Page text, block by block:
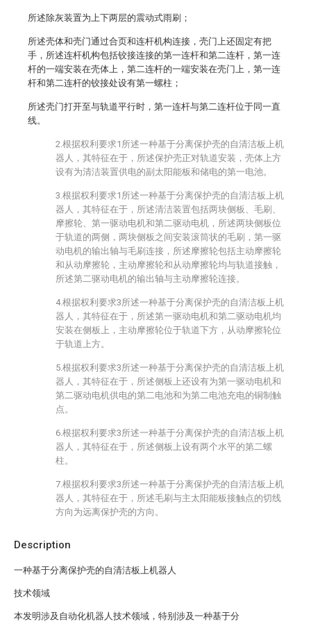
Description
一种基于分离保护壳的自清洁板上机器人
技术领域
本发明涉及自动化机器人技术领域，特别涉及一种基于分
所述除灰装置为上下两层的震动式雨刷；
所述壳体和壳门通过合页和连杆机构连接，壳门上还固定有把
手，所述连杆机构包括铰接连接的第一连杆和第二连杆，第一连
杆的一端安装在壳体上，第二连杆的一端安装在壳门上，第一连
杆和第二连杆的铰接处设有第一螺柱；
所述壳门打开至与轨道平行时，第一连杆与第二连杆位于同一直
线。
2.根据权利要求1所述一种基于分离保护壳的自清洁板上机
器人，其特征在于，所述保护壳正对轨道安装，壳体上方
设有为清洁装置供电的副太阳能板和储电的第一电池。
3.根据权利要求1所述一种基于分离保护壳的自清洁板上机
器人，其特征在于，所述清洁装置包括两块侧板、毛刷、
摩擦轮、第一驱动电机和第二驱动电机，所述两块侧板位
于轨道的两侧，两块侧板之间安装滚筒状的毛刷，第一驱
动电机的输出轴与毛刷连接，所述摩擦轮包括主动摩擦轮
和从动摩擦轮，主动摩擦轮和从动摩擦轮均与轨道接触，
所述第二驱动电机的输出轴与主动摩擦轮连接。
4.根据权利要求3所述一种基于分离保护壳的自清洁板上机
器人，其特征在于，所述第一驱动电机和第二驱动电机均
安装在侧板上，主动摩擦轮位于轨道下方，从动摩擦轮位
于轨道上方。
5.根据权利要求3所述一种基于分离保护壳的自清洁板上机
器人，其特征在于，所述侧板上还设有为第一驱动电机和
第二驱动电机供电的第二电池和为第二电池充电的铜制触
点。
6.根据权利要求3所述一种基于分离保护壳的自清洁板上机
器人，其特征在于，所述侧板上设有两个水平的第二螺
柱。
7.根据权利要求3所述一种基于分离保护壳的自清洁板上机
器人，其特征在于，所述毛刷与主太阳能板接触点的切线
方向为远离保护壳的方向。